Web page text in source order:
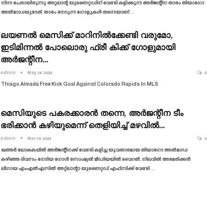
നിന്ന പേരായിരുന്നു അറ്റലാന്റ യുണൈറ്റഡിന് വേണ്ടി കളിക്കുന്ന അർജന്റീന താരം തിയാഗോ
അൽമാഡയുടേത്. താരം നേടുന്ന ഗോളുകൾ തന്നെയാണ്…
ലയണൽ മെസിക്ക് മാറിനിൽക്കേണ്ടി വരുമോ,
ഇടിമിന്നൽ പോലൊരു ഫ്രീ കിക്ക് ഗോളുമായി
അർജന്റീന…
Admin May 18, 2023 0
Thiago Almada Free Kick Goal Against Colorado Rapids In MLS
മെസിയുടെ പകരക്കാരൻ തന്നെ, അർജന്റീന ടീം
ഭരിക്കാൻ കഴിയുമെന്ന് തെളിയിച്ച് മഴവിൽ…
Admin Mar 19, 2023 0
ഖത്തർ ലോകകപ്പിൽ അർജന്റീനക്ക് വേണ്ടി കളിച്ച യുവതാരമായ തിയാഗോ അൽമാഡ
കഴിഞ്ഞ ദിവസം നേടിയ ഗോൾ സോഷ്യൽ മീഡിയയിൽ വൈറൽ. നിലവിൽ അമേരിക്കൻ
ലീഗായ എംഎൽഎസിൽ അറ്റ്‌ലാന്റാ യുണൈറ്റഡ് എഫ്‌സിക്ക് വേണ്ടി …